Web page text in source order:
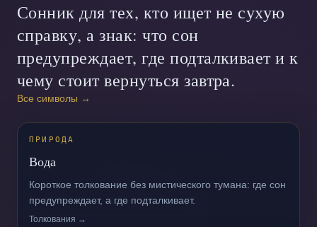
Сонник для тех, кто ищет не сухую
справку, а знак: что сон
предупреждает, где подталкивает и к
чему стоит вернуться завтра.
Все символы →
ПРИРОДА
Вода
Короткое толкование без мистического тумана: где сон
предупреждает, а где подталкивает.
Толкования →